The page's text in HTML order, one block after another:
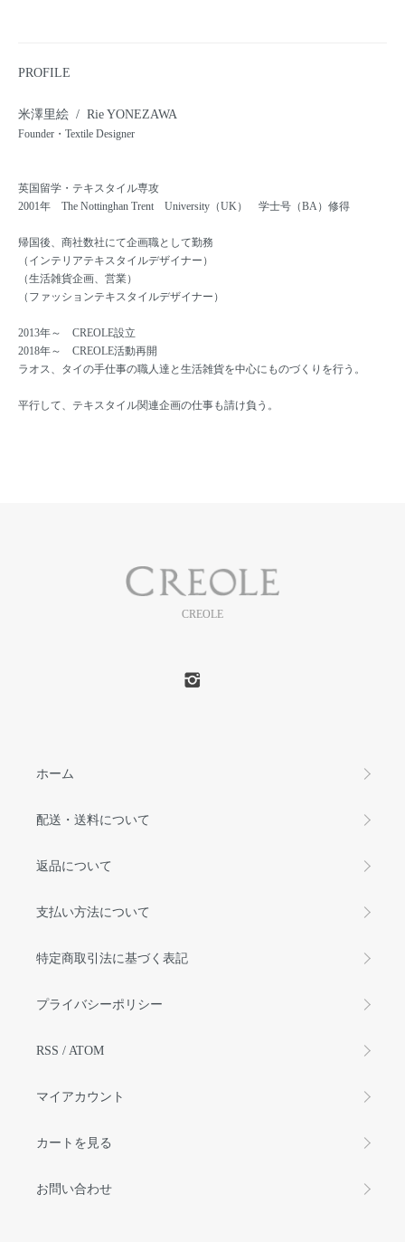
PROFILE
米澤里絵 / Rie YONEZAWA
Founder・Textile Designer
英国留学・テキスタイル専攻
2001年 The Nottinghan Trent University（UK） 学士号（BA）修得
帰国後、商社数社にて企画職として勤務
（インテリアテキスタイルデザイナー）
（生活雑貨企画、営業）
（ファッションテキスタイルデザイナー）
2013年～ CREOLE設立
2018年～ CREOLE活動再開
ラオス、タイの手仕事の職人達と生活雑貨を中心にものづくりを行う。
平行して、テキスタイル関連企画の仕事も請け負う。
CREOLE
ホーム
配送・送料について
返品について
支払い方法について
特定商取引法に基づく表記
プライバシーポリシー
RSS / ATOM
マイアカウント
カートを見る
お問い合わせ